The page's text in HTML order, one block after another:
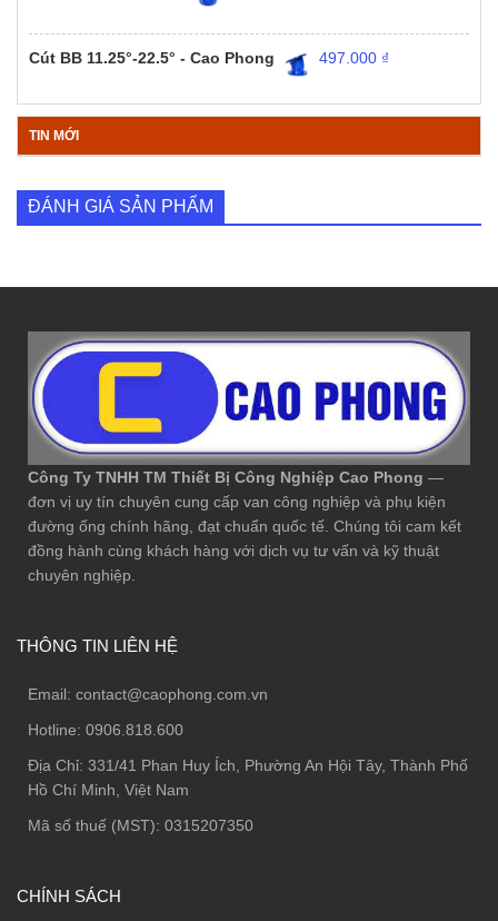
Cút BB 11.25°-22.5° - Cao Phong 497.000 ₫
TIN MỚI
ĐÁNH GIÁ SẢN PHẨM
Công Ty TNHH TM Thiết Bị Công Nghiệp Cao Phong —
đơn vị uy tín chuyên cung cấp van công nghiệp và phụ kiện
đường ống chính hãng, đạt chuẩn quốc tế. Chúng tôi cam kết
đồng hành cùng khách hàng với dịch vụ tư vấn và kỹ thuật
chuyên nghiệp.
THÔNG TIN LIÊN HỆ
Email: contact@caophong.com.vn
Hotline: 0906.818.600
Địa Chỉ: 331/41 Phan Huy Ích, Phường An Hội Tây, Thành Phố
Hồ Chí Minh, Việt Nam
Mã số thuế (MST): 0315207350
CHÍNH SÁCH